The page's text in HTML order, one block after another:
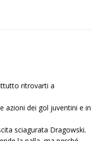
ritrovarti a
azioni dei gol juventini e in
sciagurata Dragowski.